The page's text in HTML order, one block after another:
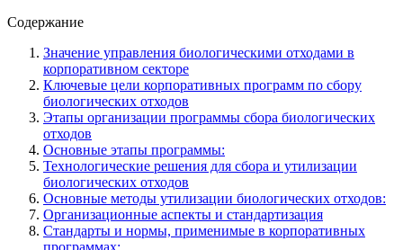
Содержание
Значение управления биологическими отходами в
корпоративном секторе
Ключевые цели корпоративных программ по сбору
биологических отходов
Этапы организации программы сбора биологических
отходов
Основные этапы программы:
Технологические решения для сбора и утилизации
биологических отходов
Основные методы утилизации биологических отходов:
Организационные аспекты и стандартизация
Стандарты и нормы, применимые в корпоративных
программах: